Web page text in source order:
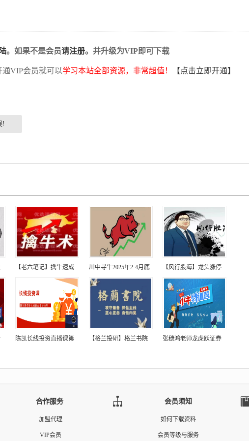
。如果不是会员请注册。并升级为VIP即可下载
通VIP会员就可以学习本站全部资源，非常超值！ 【点击立即开通】
!
【老六笔记】擒牛速成 川中寻牛2025年2-4月底 【风行股海】龙头涨停
陈凯长线投资直播课第 【格兰投研】格兰书院 张穗鸿老师龙虎跃证券
合作服务
加盟代理
VIP会员
会员须知
如何下载资料
会员等级与服务